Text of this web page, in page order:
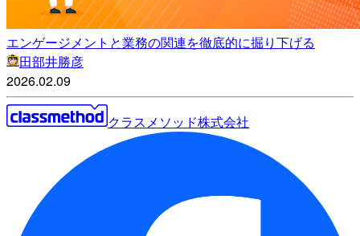
エンゲージメントと業務の関連を徹底的に掘り下げる
田部井勝彦
2026.02.09
クラスメソッド株式会社